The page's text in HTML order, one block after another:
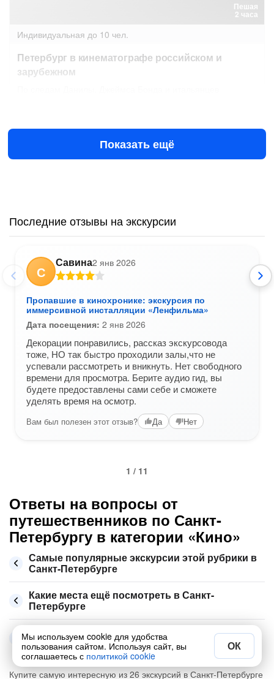
Пешая
2 часа
Индивидуальная до 10 чел.
Петербург в кинематографе российском и
зарубежном
6700 ₽за всё до 5 чел.
Показать ещё
Последние отзывы на экскурсии
С
Савина2 янв 2026
Пропавшие в кинохронике: экскурсия по
иммерсивной инсталляции «Ленфильма»
Дата посещения: 2 янв 2026
Декорации понравились, рассказ экскурсовода
тоже, НО так быстро проходили залы,что не
успевали рассмотреть и вникнуть. Нет свободного
времени для просмотра. Берите аудио гид, вы
будете предоставлены сами себе и сможете
уделять время на осмотр.
Вам был полезен этот отзыв? Да Нет
1 / 11
Ответы на вопросы от
путешественников по Санкт-
Петербургу в категории «Кино»
Самые популярные экскурсии этой рубрики в
Санкт-Петербурге
Какие места ещё посмотреть в Санкт-
Петербурге
Сколько стоит экскурсия по Санкт-Петербургу
в августе 2026
Купите самую интересную из 26 экскурсий в Санкт-Петербурге
Мы используем cookie для удобства
пользования сайтом. Используя сайт, вы
соглашаетесь с политикой cookie
ОК